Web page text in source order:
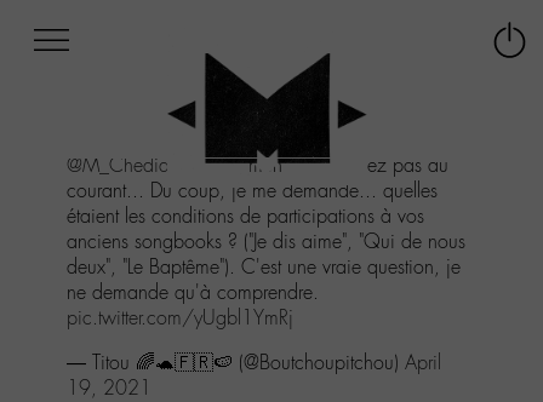
au
menu
Aller
au
contenu
Aller
recherche
@M_Chedid apparemment vous n'étiez pas au
courant... Du coup, je me demande... quelles
étaient les conditions de participations à vos
anciens songbooks ? ("Je dis aime", "Qui de nous
deux", "Le Baptême"). C'est une vraie question, je
ne demande qu'à comprendre.
pic.twitter.com/yUgbl1YmRj
— Titou 🌈🐢🇫🇷🍉 (@Boutchoupitchou) April
19, 2021